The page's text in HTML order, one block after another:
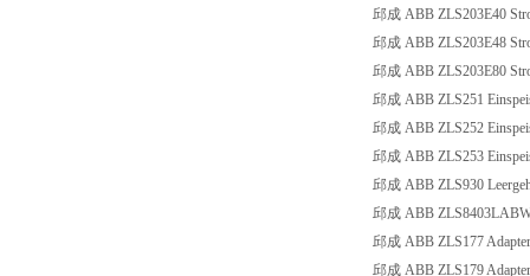
邱成 ABB ZLS203E40
邱成 ABB ZLS203E48
邱成 ABB ZLS203E80
邱成 ABB ZLS251
邱成 ABB ZLS252
邱成 ABB ZLS253
邱成 ABB ZLS930
邱成 ABB
邱成 ABB ZLS177
邱成 ABB ZLS179